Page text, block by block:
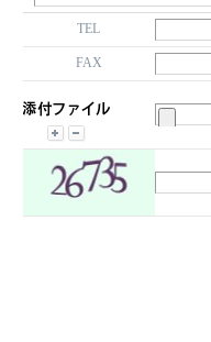
TEL
FAX